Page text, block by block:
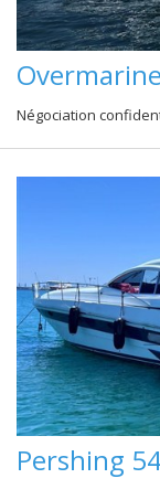
Négociation
Pershing